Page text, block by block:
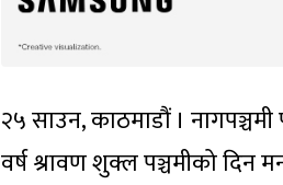
२५ साउन, काठमाडौं ।
वर्ष श्रावण शुक्ल पञ्चमीको दिन